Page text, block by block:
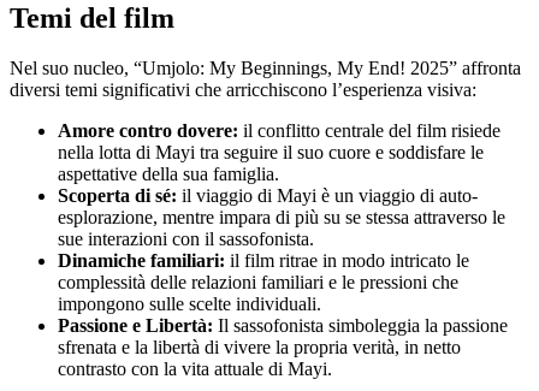
Temi del film
Nel suo nucleo, “Umjolo: My Beginnings, My End! 2025” affronta
diversi temi significativi che arricchiscono l’esperienza visiva:
Amore contro dovere: il conflitto centrale del film risiede
nella lotta di Mayi tra seguire il suo cuore e soddisfare le
aspettative della sua famiglia.
Scoperta di sé: il viaggio di Mayi è un viaggio di auto-
esplorazione, mentre impara di più su se stessa attraverso le
sue interazioni con il sassofonista.
Dinamiche familiari: il film ritrae in modo intricato le
complessità delle relazioni familiari e le pressioni che
impongono sulle scelte individuali.
Passione e Libertà: Il sassofonista simboleggia la passione
sfrenata e la libertà di vivere la propria verità, in netto
contrasto con la vita attuale di Mayi.